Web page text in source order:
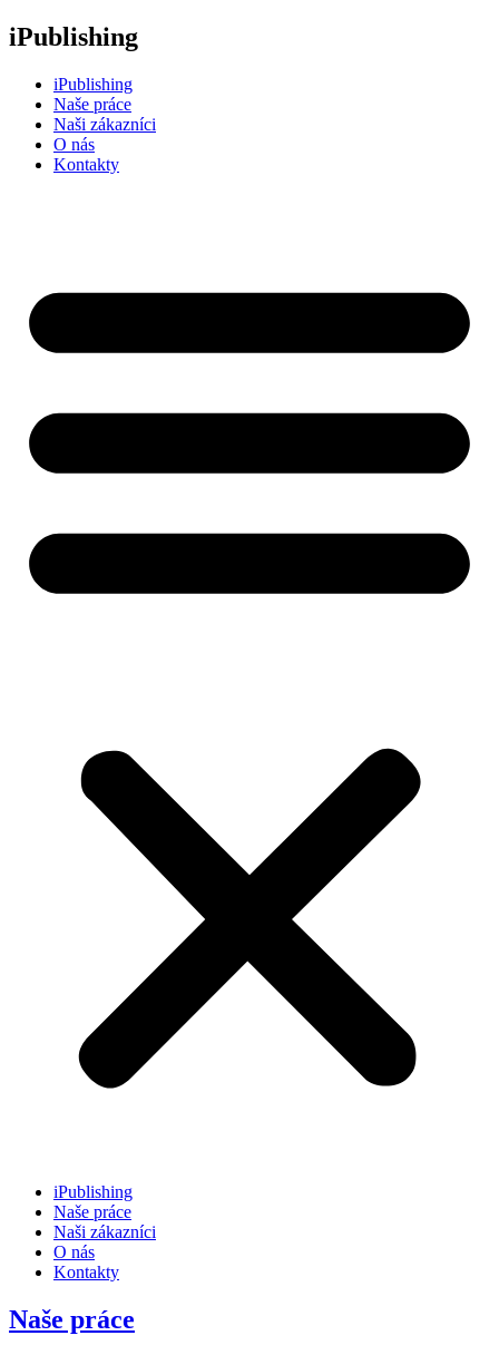
Přejít
k
iPublishing
iPublishing
Naše práce
Naši zákazníci
O nás
Kontakty
iPublishing
Naše práce
Naši zákazníci
O nás
Kontakty
Naše práce